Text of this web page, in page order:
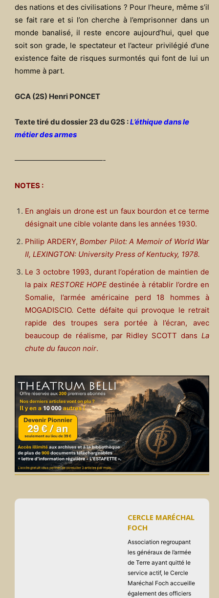
des nations et des civilisations ? Pour l’heure, même s’il
se fait rare et si l’on cherche à l’emprisonner dans un
monde banalisé, il reste encore aujourd’hui, quel que
soit son grade, le spectateur et l’acteur privilégié d’une
existence faite de risques surmontés qui font de lui un
homme à part.
GCA (2S) Henri PONCET
Texte tiré du dossier 23 du G2S :L’éthique dans le
métier des armes
————————————-
NOTES :
En anglais un drone est un faux bourdon et ce terme
désignait une cible volante dans les années 1930.
Philip ARDERY, Bomber Pilot: A Memoir of World War
II, LEXINGTON: University Press of Kentucky, 1978.
Le 3 octobre 1993, durant l’opération de maintien de
la paix RESTORE HOPEdestinée à rétablir l’ordre en
Somalie, l’armée américaine perd 18 hommes à
MOGADISCIO. Cette défaite qui provoque le retrait
rapide des troupes sera portée à l’écran, avec
beaucoup de réalisme, par Ridley SCOTT dans La
chute du faucon noir.
CERCLE MARÉCHAL
FOCH
Association regroupant
les généraux de l’armée
de Terre ayant quitté le
service actif, le Cercle
Maréchal Foch accueille
également des officiers